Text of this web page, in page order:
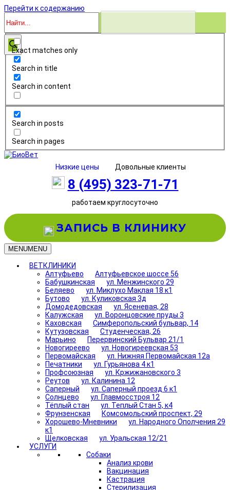
Перейти к содержанию
Exact matches only
Search in title
Search in content
Search in posts
Search in pages
Низкие цены Довольные клиенты
8 (495) 323-71-71
работаем круглосуточно
ЗАПИСЬ В КЛИНИКУ
MENUMENU
ВЕТКЛИНИКИ
Алтуфьево
Алтуфьевское шоссе 56
Бабушкинская
ул. Менжинского 29
Беляево
ул. Миклухо Маклая 18 к1
Бутово
ул. Куликовская 3д
Домодедовская
ул. Ясеневая, 28
Калужская
ул. Воронцовские пруды 3
Каховская
Симферопольский бульвар, 14
Кутузовская
Студенческая, 26
Марьино
Перервинский Бульвар 21/1
Новогиреево
ул. Новогиреевская 53
Первомайская
ул. Нижняя Первомайская 12а
Печатники
ул. Гурьянова 4 к1
Профсоюзная
ул. Кржижановского 3
Реутов
ул. Калинина 12
Саперный
ул. Саперный проезд 6 к1
Солнцево
ул. Главмосстроя 12
Тёплый стан
ул. Теплый Стан 5, к4
Фрунзенская
Комсомольский проспект, 29
Хорошево-Мневники
ул. Народного Ополчения 29
к1
Щелковская
ул. Уральская 12/21
УСЛУГИ
Собаки
Анализ крови
Вакцинация
Кастрация
Стерилизация